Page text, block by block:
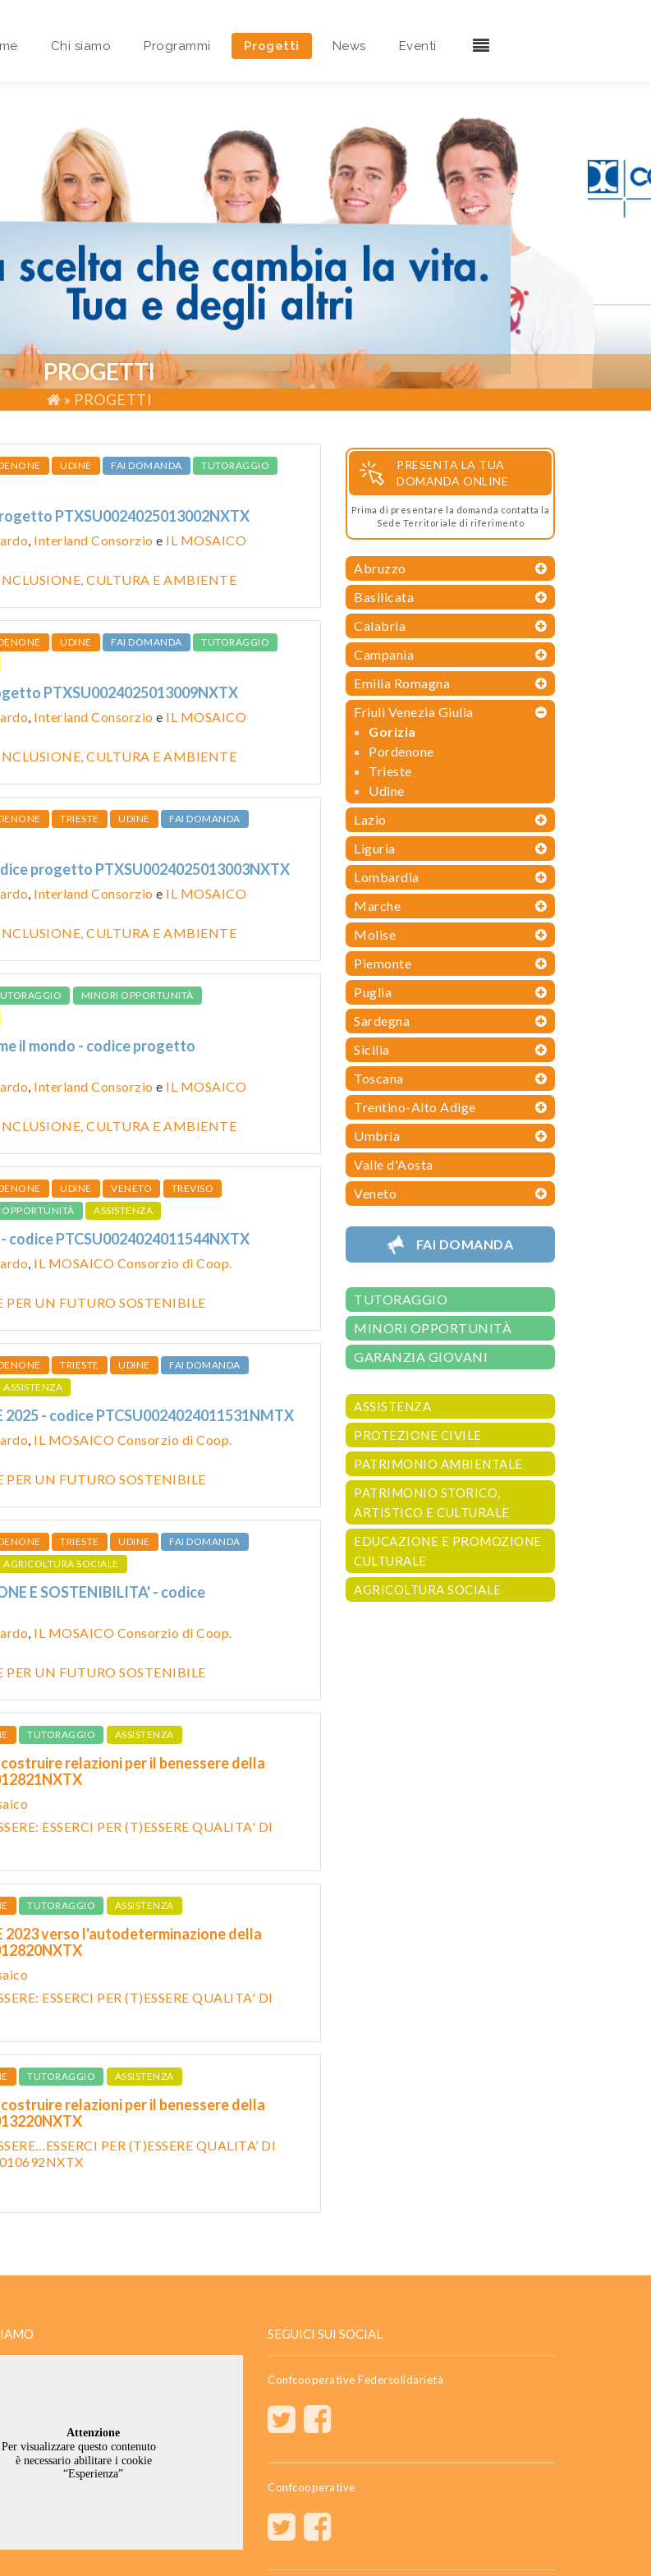
Chi siamo
Area riservata Sedi Territoriali
Programmi Progetti News Eventi
PROGETTI
» PROGETTI
UDINE FAI DOMANDA
TUTORAGGIO
PTXSU0024025013002NXTX
, Interland Consorzio e IL MOSAICO
CULTURA E AMBIENTE
UDINE FAI DOMANDA
TUTORAGGIO
PTXSU0024025013009NXTX
, Interland Consorzio e IL MOSAICO
CULTURA E AMBIENTE
TRIESTE UDINE
FAI DOMANDA
progetto PTXSU0024025013003NXTX
, Interland Consorzio e IL MOSAICO
CULTURA E AMBIENTE
MINORI OPPORTUNITÀ
il mondo - codice progetto
, Interland Consorzio e IL MOSAICO
CULTURA E AMBIENTE
UDINE VENETO
TREVISO
ASSISTENZA
codice PTCSU0024024011544NXTX
, IL MOSAICO Consorzio di Coop.
UN FUTURO SOSTENIBILE
TRIESTE UDINE
FAI DOMANDA
ASSISTENZA
- codice PTCSU0024024011531NMTX
, IL MOSAICO Consorzio di Coop.
UN FUTURO SOSTENIBILE
TRIESTE UDINE
FAI DOMANDA
AGRICOLTURA SOCIALE
E SOSTENIBILITA' - codice
, IL MOSAICO Consorzio di Coop.
UN FUTURO SOSTENIBILE
TUTORAGGIO ASSISTENZA
relazioni per il benessere della
ESSERCI PER (T)ESSERE QUALITA' DI
TUTORAGGIO ASSISTENZA
verso l'autodeterminazione della
ESSERCI PER (T)ESSERE QUALITA' DI
TUTORAGGIO ASSISTENZA
relazioni per il benessere della
PER (T)ESSERE QUALITA’ DI
PRESENTA LA TUA
DOMANDA ONLINE
Prima di presentare la domanda contatta la
Sede Territoriale di riferimento
Abruzzo
Basilicata
Calabria
Campania
Emilia Romagna
Friuli Venezia Giulia
Gorizia
Pordenone
Trieste
Udine
Lazio
Liguria
Lombardia
Marche
Molise
Piemonte
Puglia
Sardegna
Sicilia
Toscana
Trentino-Alto Adige
Umbria
Valle d'Aosta
Veneto
FAI DOMANDA
TUTORAGGIO
MINORI OPPORTUNITÀ
GARANZIA GIOVANI
ASSISTENZA
PROTEZIONE CIVILE
PATRIMONIO AMBIENTALE
PATRIMONIO STORICO,
ARTISTICO E CULTURALE
EDUCAZIONE E PROMOZIONE
CULTURALE
AGRICOLTURA SOCIALE
SEGUICI SUI SOCIAL
Confcooperative Federsolidarietà
Confcooperative